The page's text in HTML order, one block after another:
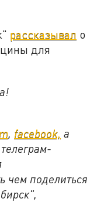
рассказывал о
для
, facebook, а
чем поделиться